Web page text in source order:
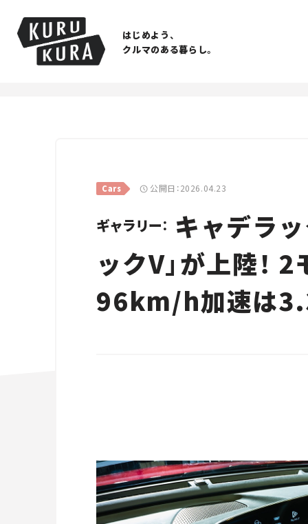
はじめよう、
クルマのある暮らし。
Cars 公開日：2026.04.23
ギャラリー： キャデラ
ックV」が上陸！
96km/h加速は3.3